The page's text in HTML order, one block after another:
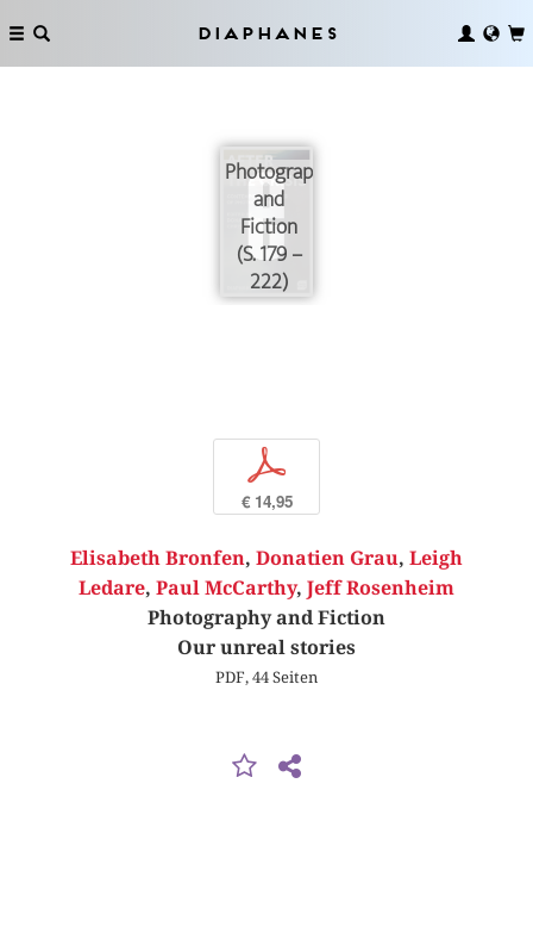
Diaphanes
Photography
and
Fiction
(S. 179 –
222)
p
€ 14,95
Elisabeth Bronfen, Donatien Grau, Leigh
Ledare, Paul McCarthy, Jeff Rosenheim
Photography and Fiction
Our unreal stories
PDF, 44 Seiten